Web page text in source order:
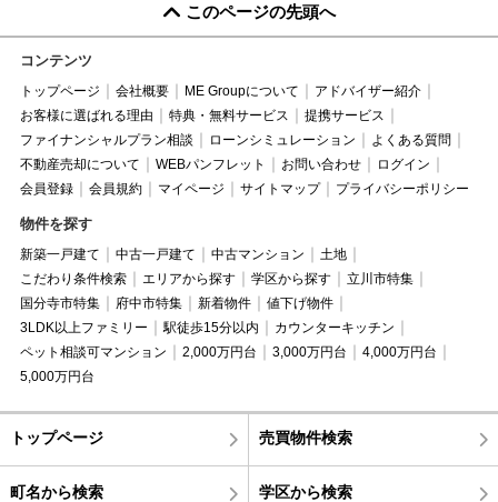
このページの先頭へ
コンテンツ
トップページ 会社概要 ME Groupについて
アドバイザー紹介
お客様に選ばれる理由
特典・無料サービス
提携サービス
ファイナンシャルプラン相談
ローンシミュレーション
よくある質問
不動産売却について
WEBパンフレット お問い合わせ
ログイン
会員登録
会員規約 マイページ サイトマップ プライバシーポリシー
物件を探す
新築一戸建て 中古一戸建て 中古マンション
土地
こだわり条件検索
エリアから探す 学区から探す
立川市特集
国分寺市特集
府中市特集 新着物件
値下げ物件
3LDK以上ファミリー
駅徒歩15分以内
カウンターキッチン
ペット相談可マンション
2,000万円台 3,000万円台
4,000万円台
5,000万円台
トップページ 売買物件検索
町名から検索 学区から検索